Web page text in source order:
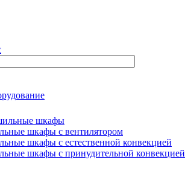
шкафы
шкафы с вентилятором
шкафы с естественной конвекцией
шкафы с принудительной конвекцией